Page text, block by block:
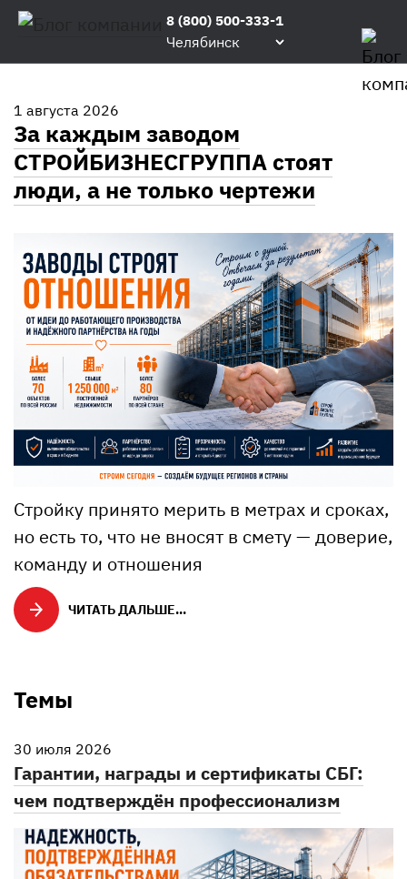
8 (800) 500-333-1
Челябинск
Главная
БЛОГ КОМПАНИИ
1 августа 2026
За каждым заводом
СТРОЙБИЗНЕСГРУППА стоят
люди, а не только чертежи
Стройку принято мерить в метрах и сроках,
но есть то, что не вносят в смету — доверие,
команду и отношения
ЧИТАТЬ ДАЛЬШЕ...
Темы
30 июля 2026
Гарантии, награды и сертификаты СБГ:
чем подтверждён профессионализм